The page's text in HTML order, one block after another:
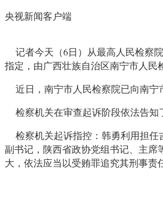
央视新闻客户端
记者今天（6日）从最高人民检察
指定，由广西壮族自治区南宁市人民
近日，南宁市人民检察院已向南宁
检察机关在审查起诉阶段依法告知
检察机关起诉指控：韩勇利用担任
副书记，陕西省政协党组书记、主
大，依法应当以受贿罪追究其刑事责